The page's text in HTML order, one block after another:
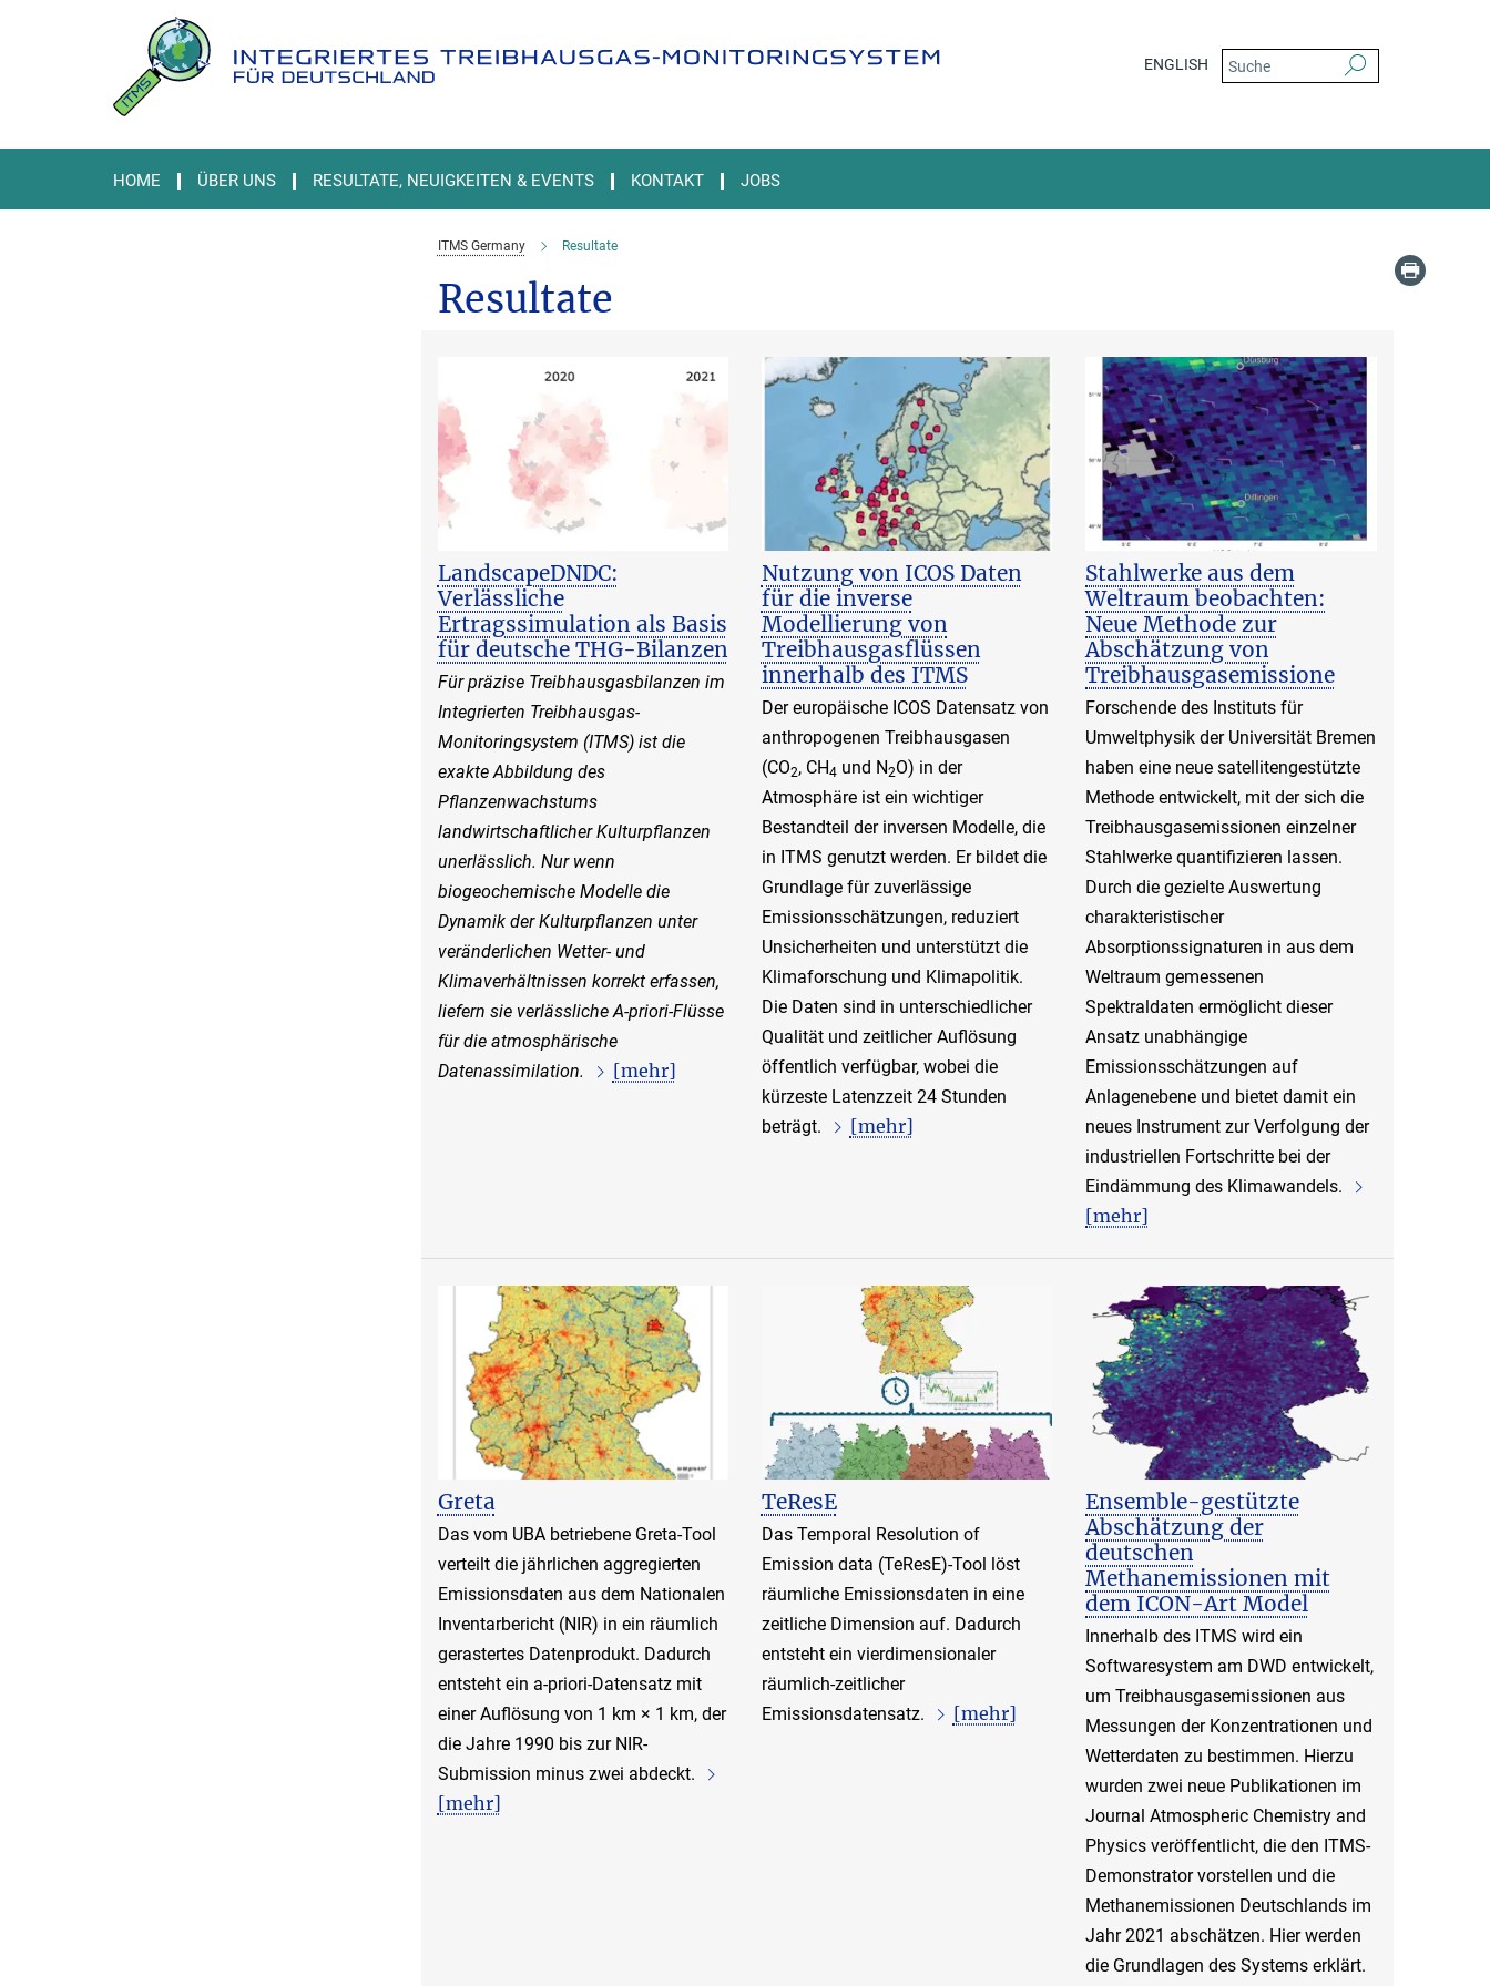
ENGLISH
HOME ÜBER UNS RESULTATE, NEUIGKEITEN & EVENTS KONTAKT JOBS
ITMS Germany Resultate
Resultate
LandscapeDNDC:
Verlässliche
Ertragssimulation als Basis
für deutsche THG-Bilanzen
Für präzise Treibhausgasbilanzen im
Integrierten Treibhausgas-
Monitoringsystem (ITMS) ist die
exakte Abbildung des
Pflanzenwachstums
landwirtschaftlicher Kulturpflanzen
unerlässlich. Nur wenn
biogeochemische Modelle die
Dynamik der Kulturpflanzen unter
veränderlichen Wetter- und
Klimaverhältnissen korrekt erfassen,
liefern sie verlässliche A-priori-Flüsse
für die atmosphärische
Datenassimilation.
[mehr]
Nutzung von ICOS Daten
für die inverse
Modellierung von
Treibhausgasflüssen
innerhalb des ITMS
Der europäische ICOS Datensatz von
anthropogenen Treibhausgasen
(CO2, CH4 und N2O) in der
Atmosphäre ist ein wichtiger
Bestandteil der inversen Modelle, die
in ITMS genutzt werden. Er bildet die
Grundlage für zuverlässige
Emissionsschätzungen, reduziert
Unsicherheiten und unterstützt die
Klimaforschung und Klimapolitik.
Die Daten sind in unterschiedlicher
Qualität und zeitlicher Auflösung
öffentlich verfügbar, wobei die
kürzeste Latenzzeit 24 Stunden
beträgt.
[mehr]
Stahlwerke aus dem
Weltraum beobachten:
Neue Methode zur
Abschätzung von
Treibhausgasemissione
Forschende des Instituts für
Umweltphysik der Universität Bremen
haben eine neue satellitengestützte
Methode entwickelt, mit der sich die
Treibhausgasemissionen einzelner
Stahlwerke quantifizieren lassen.
Durch die gezielte Auswertung
charakteristischer
Absorptionssignaturen in aus dem
Weltraum gemessenen
Spektraldaten ermöglicht dieser
Ansatz unabhängige
Emissionsschätzungen auf
Anlagenebene und bietet damit ein
neues Instrument zur Verfolgung der
industriellen Fortschritte bei der
Eindämmung des Klimawandels.
[mehr]
Greta
Das vom UBA betriebene Greta-Tool
verteilt die jährlichen aggregierten
Emissionsdaten aus dem Nationalen
Inventarbericht (NIR) in ein räumlich
gerastertes Datenprodukt. Dadurch
entsteht ein a-priori-Datensatz mit
einer Auflösung von 1 km × 1 km, der
die Jahre 1990 bis zur NIR-
Submission minus zwei abdeckt.
[mehr]
TeResE
Das Temporal Resolution of
Emission data (TeResE)-Tool löst
räumliche Emissionsdaten in eine
zeitliche Dimension auf. Dadurch
entsteht ein vierdimensionaler
räumlich-zeitlicher
Emissionsdatensatz.
[mehr]
Ensemble-gestützte
Abschätzung der
deutschen
Methanemissionen mit
dem ICON-Art Model
Innerhalb des ITMS wird ein
Softwaresystem am DWD entwickelt,
um Treibhausgasemissionen aus
Messungen der Konzentrationen und
Wetterdaten zu bestimmen. Hierzu
wurden zwei neue Publikationen im
Journal Atmospheric Chemistry and
Physics veröffentlicht, die den ITMS-
Demonstrator vorstellen und die
Methanemissionen Deutschlands im
Jahr 2021 abschätzen. Hier werden
die Grundlagen des Systems erklärt.